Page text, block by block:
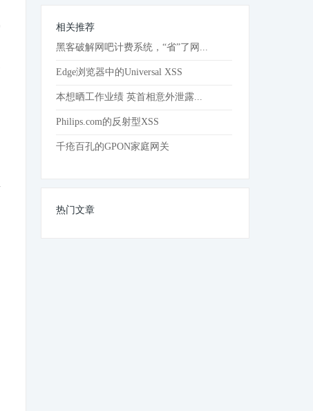
相关推荐
黑客破解网吧计费系统，“省”了网...
Edge浏览器中的Universal XSS
本想晒工作业绩 英首相意外泄露...
Philips.com的反射型XSS
千疮百孔的GPON家庭网关
热门文章